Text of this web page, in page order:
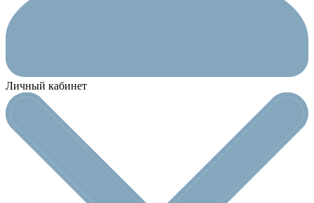
Личный кабинет